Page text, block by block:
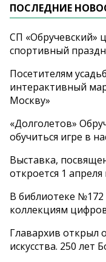
ПОСЛЕДНИЕ
СП «Обручевский»
спортивный
Посетителям
интерактивный
Москву»
«Долголетов»
обучиться игре в
Выставка,
откроется 1
В библиотеке №172
коллекциям
Главархив открыл
искусства. 250 лет